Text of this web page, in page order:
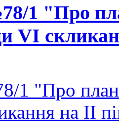
1 "Про
VI
1 "Про план
на II